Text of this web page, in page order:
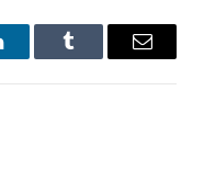
Tumblr Email